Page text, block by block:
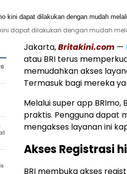
dapat dilakukan dengan mudah
Jakarta,Britakini.com —
atau BRI terus
memudahkan akses
Termasuk bagi mereka
Melalui super app
praktis. Pengguna dapat
mengakses layanan ini
Akses Registrasi
BRI membuka akses